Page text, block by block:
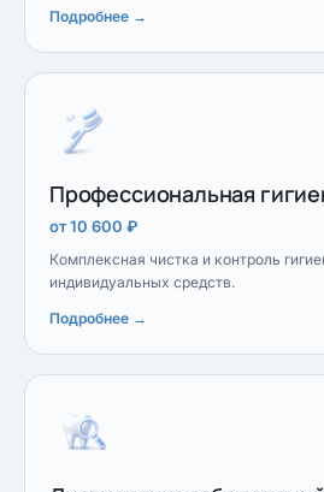
Подробнее →
Профессиональная
от 10 600 ₽
Комплексная чистка и контроль
индивидуальных средств.
Подробнее →